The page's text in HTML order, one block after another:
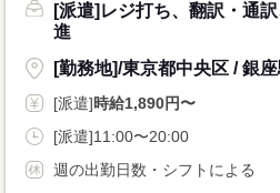
[派遣]レジ打ち、翻訳・通
進
[勤務地]/東京都中央区 / 銀
[派遣]時給1,890円〜
[派遣]11:00〜20:00
週の出勤日数・シフトによる